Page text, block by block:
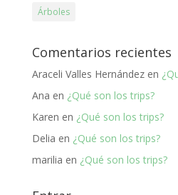
Árboles
Comentarios recientes
Araceli Valles Hernándezen
Ana en ¿Qué son los trips?
Karen en ¿Qué son los trips?
Delia en ¿Qué son los trips?
marilia en ¿Qué son los trips?